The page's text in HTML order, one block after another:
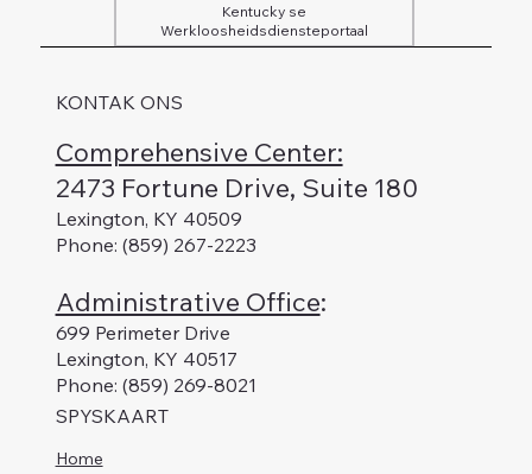
Kentucky se
Werkloosheidsdiensteportaal
KONTAK ONS
Comprehensive Center:
2473 Fortune Drive, Suite 180
Lexington, KY 40509
Phone: (859) 267-2223
Administrative Office:
699 Perimeter Drive
Lexington, KY 40517
Phone: (859) 269-8021
SPYSKAART
Home